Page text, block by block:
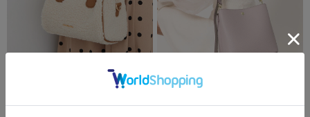
Ober Tashe